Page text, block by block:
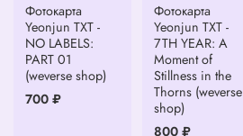
Фотокарта
Yeonjun TXT -
NO LABELS:
PART 01
(weverse shop)
700 ₽
Фотокарта
Yeonjun TXT -
7TH YEAR: A
Moment of
Stillness in the
Thorns (weverse
shop)
800 ₽